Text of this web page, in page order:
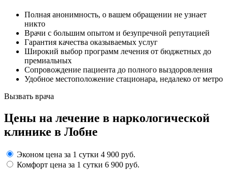
Полная анонимность, о вашем обращении не узнает
никто
Врачи с большим опытом и безупречной репутацией
Гарантия качества оказываемых услуг
Широкий выбор программ лечения от бюджетных до
премиальных
Сопровождение пациента до полного выздоровления
Удобное местоположение стационара, недалеко от метро
Вызвать врача
Цены на лечение в наркологической
клинике в Лобне
Эконом цена за 1 сутки 4 900 руб.
Комфорт цена за 1 сутки 6 900 руб.